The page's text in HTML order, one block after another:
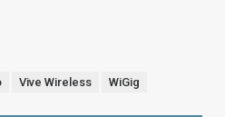
Vive Wireless WiGig